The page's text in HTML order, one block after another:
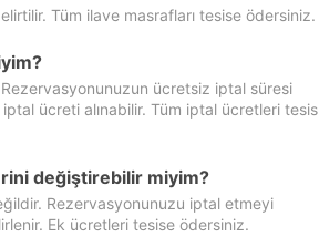
Tüm ilave masrafları tesise ödersiniz.
ücretsiz iptal süresi
ücreti alınabilir. Tüm iptal ücretleri tesis
değiştirebilir miyim?
Rezervasyonunuzu iptal etmeyi
Ek ücretleri tesise ödersiniz.